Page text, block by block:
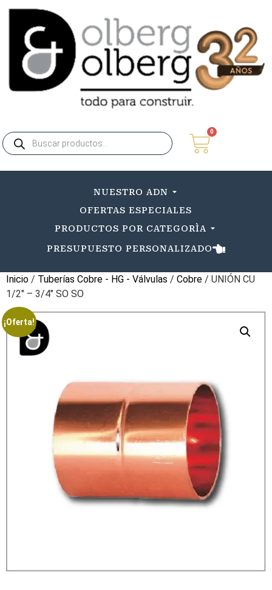
0
NUESTRO ADN
OFERTAS ESPECIALES
PRODUCTOS POR CATEGORÌA
PRESUPUESTO PERSONALIZADO
Inicio / Tuberías Cobre - HG - Válvulas / Cobre / UNIÓN CU
1/2″ – 3/4″ SO SO
¡Oferta!